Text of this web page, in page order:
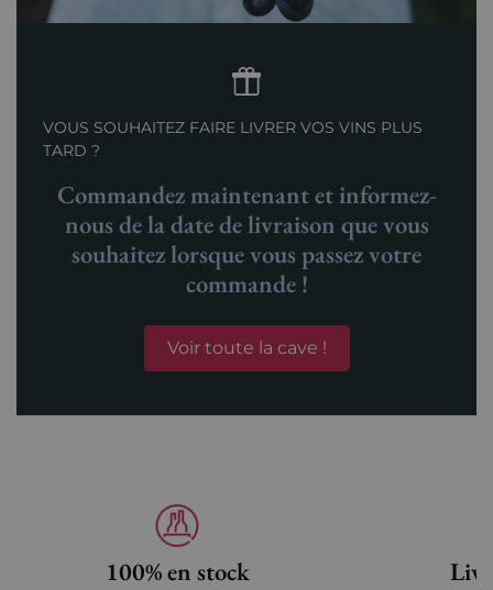
VOUS SOUHAITEZ FAIRE LIVRER VOS VINS PLUS
TARD ?
Commandez maintenant et informez-
nous de la date de livraison que vous
souhaitez lorsque vous passez votre
commande !
Voir toute la cave !
100% en stock